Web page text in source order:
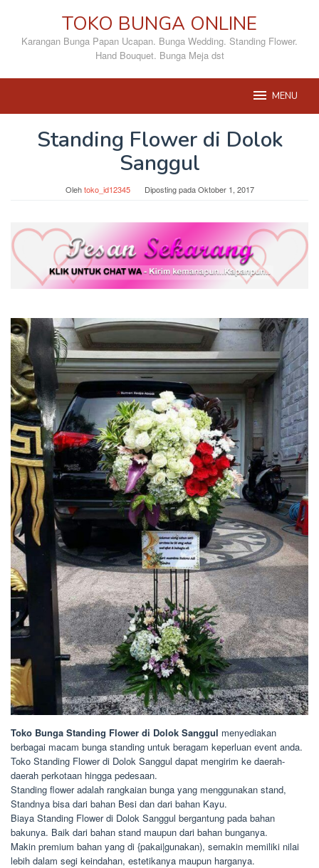
konten
TOKO BUNGA ONLINE
Karangan Bunga Papan Ucapan. Bunga Wedding. Standing Flower.
Hand Bouquet. Bunga Meja dst
MENU
Standing Flower di Dolok
Sanggul
Olehtoko_id12345 Diposting padaOktober 1, 2017
Toko Bunga Standing Flower di Dolok Sanggul menyediakan
berbagai macam bunga standing untuk beragam keperluan event anda.
Toko Standing Flower di Dolok Sanggul dapat mengirim ke daerah-
daerah perkotaan hingga pedesaan.
Standing flower adalah rangkaian bunga yang menggunakan stand,
Standnya bisa dari bahan Besi dan dari bahan Kayu.
Biaya Standing Flower di Dolok Sanggul bergantung pada bahan
bakunya. Baik dari bahan stand maupun dari bahan bunganya.
Makin premium bahan yang di {pakai|gunakan), semakin memiliki nilai
lebih dalam segi keindahan, estetikanya maupun harganya.